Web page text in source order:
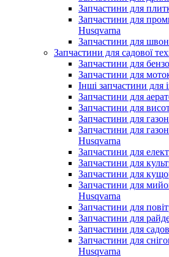
Запчастини для
Запчастини для
Husqvarna
Запчастини для
Запчастини для садової
Запчастини для
Запчастини для
Інші запчастини для
Запчастини для
Запчастини для
Запчастини для
Запчастини для
Husqvarna
Запчастини для
Запчастини для
Запчастини для
Запчастини для
Husqvarna
Запчастини для
Запчастини для
Запчастини для
Запчастини для
Husqvarna